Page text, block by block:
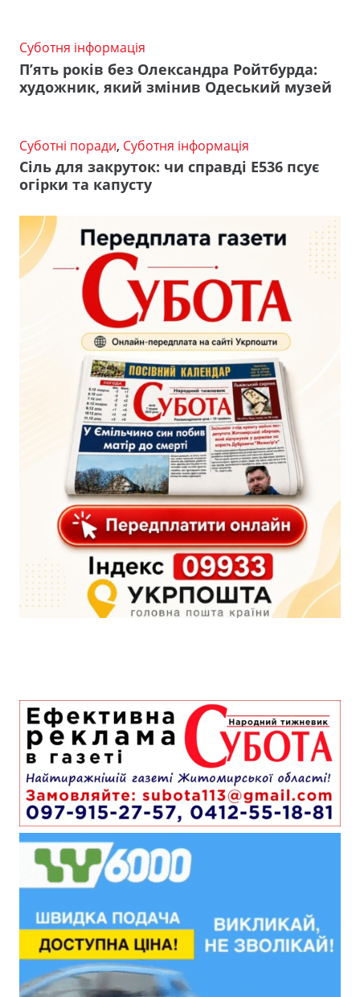
Суботня інформація
П’ять років без Олександра Ройтбурда:
художник, який змінив Одеський музей
Суботні поради, Суботня інформація
Сіль для закруток: чи справді Е536 псує
огірки та капусту